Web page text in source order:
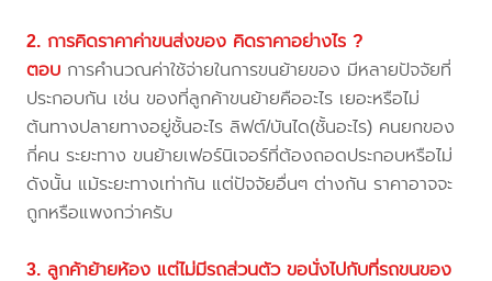
2. การคิดราคาค่าขนส่งของ คิดราคาอย่างไร ?
ตอบ การคำนวณค่าใช้จ่ายในการขนย้ายของ มีหลายปัจจัยที่
ประกอบกัน เช่น ของที่ลูกค้าขนย้ายคืออะไร เยอะหรือไม่
ต้นทางปลายทางอยู่ชั้นอะไร ลิฟต์/บันได(ชั้นอะไร) คนยกของ
กี่คน ระยะทาง ขนย้ายเฟอร์นิเจอร์ที่ต้องถอดประกอบหรือไม่
ดังนั้น แม้ระยะทางเท่ากัน แต่ปัจจัยอื่นๆ ต่างกัน ราคาอาจจะ
ถูกหรือแพงกว่าครับ
3. ลูกค้าย้ายห้อง แต่ไม่มีรถส่วนตัว ขอนั่งไปกับที่รถขนของ